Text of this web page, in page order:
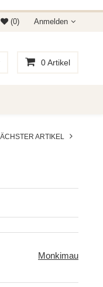
(0) Anmelden
0Artikel
ARTIKEL
Monkimau